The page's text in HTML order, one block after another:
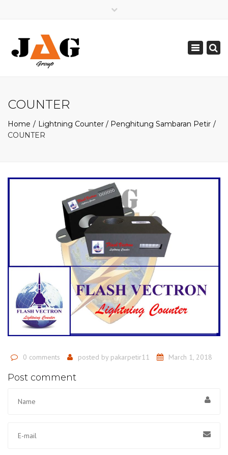
Toggle
COUNTER
Home
Lightning Counter / Penghitung Sambaran Petir
COUNTER
0 comments posted by pakarpetir11 March 1, 2018
Post comment